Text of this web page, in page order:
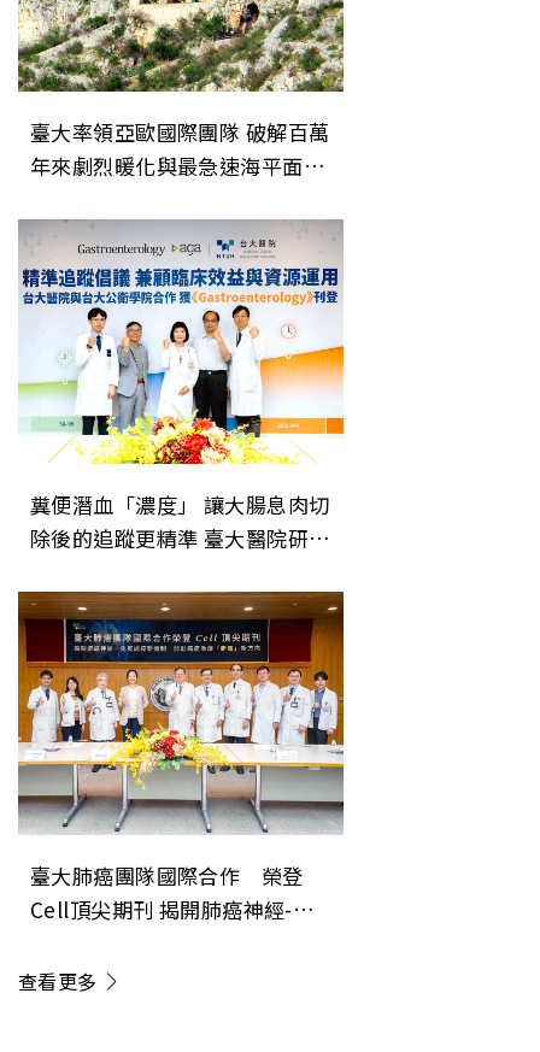
臺大率領亞歐國際團隊 破解百萬
年來劇烈暖化與最急速海平面上
糞便潛血「濃度」 讓大腸息肉切
除後的追蹤更精準 臺大醫院研究
《Gastroenterology》
臺大肺癌團隊國際合作 榮登
Cell頂尖期刊 揭開肺癌神經-免
電」新方向
查看更多